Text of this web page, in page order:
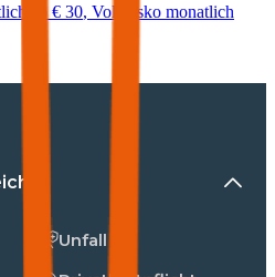
ab € 30, Vollkasko monatlich
Unfall